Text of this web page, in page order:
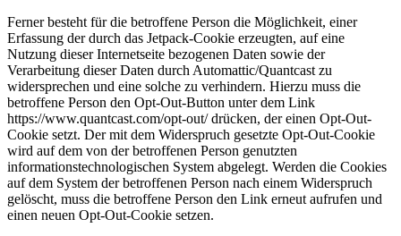
Ferner besteht für die betroffene Person die Möglichkeit, einer
Erfassung der durch das Jetpack-Cookie erzeugten, auf eine
Nutzung dieser Internetseite bezogenen Daten sowie der
Verarbeitung dieser Daten durch Automattic/Quantcast zu
widersprechen und eine solche zu verhindern. Hierzu muss die
betroffene Person den Opt-Out-Button unter dem Link
https://www.quantcast.com/opt-out/ drücken, der einen Opt-Out-
Cookie setzt. Der mit dem Widerspruch gesetzte Opt-Out-Cookie
wird auf dem von der betroffenen Person genutzten
informationstechnologischen System abgelegt. Werden die Cookies
auf dem System der betroffenen Person nach einem Widerspruch
gelöscht, muss die betroffene Person den Link erneut aufrufen und
einen neuen Opt-Out-Cookie setzen.